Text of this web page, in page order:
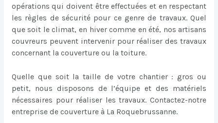
opérations qui doivent être effectuées et en respectant
les règles de sécurité pour ce genre de travaux. Quel
que soit le climat, en hiver comme en été, nos artisans
couvreurs peuvent intervenir pour réaliser des travaux
concernant la couverture ou la toiture.
Quelle que soit la taille de votre chantier : gros ou
petit, nous disposons de l’équipe et des matériels
nécessaires pour réaliser les travaux. Contactez-notre
entreprise de couverture à La Roquebrussanne.